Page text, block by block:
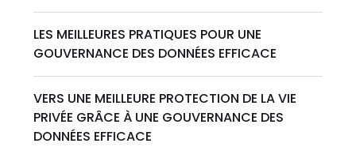
LES MEILLEURES PRATIQUES POUR UNE
GOUVERNANCE DES DONNÉES EFFICACE
VERS UNE MEILLEURE PROTECTION DE LA VIE
PRIVÉE GRÂCE À UNE GOUVERNANCE DES
DONNÉES EFFICACE